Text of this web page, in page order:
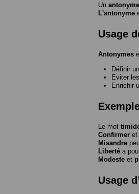
Un antonyme
L'antonyme
Usage
Antonymes
Définir
Eviter
Enrichir
Le mot
Confirmer et
Misandre
Liberté a
Modeste et
Usage